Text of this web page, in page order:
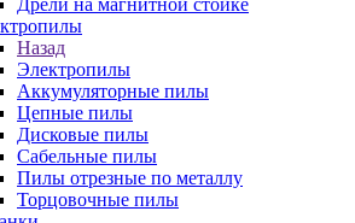
Дрели на магнитной стойке
Назад
Электропилы
Аккумуляторные пилы
Цепные пилы
Дисковые пилы
Сабельные пилы
Пилы отрезные по металлу
Торцовочные пилы